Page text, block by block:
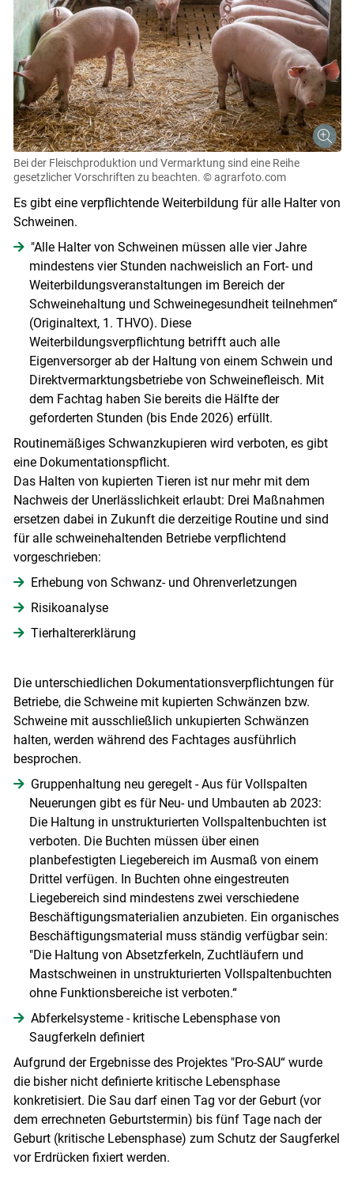
Bei der Fleischproduktion und Vermarktung sind eine Reihe
gesetzlicher Vorschriften zu beachten. © agrarfoto.com
Es gibt eine verpflichtende Weiterbildung für alle Halter von
Schweinen.
"Alle Halter von Schweinen müssen alle vier Jahre
mindestens vier Stunden nachweislich an Fort- und
Weiterbildungsveranstaltungen im Bereich der
Schweinehaltung und Schweinegesundheit teilnehmen“
(Originaltext, 1. THVO). Diese
Weiterbildungsverpflichtung betrifft auch alle
Eigenversorger ab der Haltung von einem Schwein und
Direktvermarktungsbetriebe von Schweinefleisch. Mit
dem Fachtag haben Sie bereits die Hälfte der
geforderten Stunden (bis Ende 2026) erfüllt.
Routinemäßiges Schwanzkupieren wird verboten, es gibt
eine Dokumentationspflicht.
Das Halten von kupierten Tieren ist nur mehr mit dem
Nachweis der Unerlässlichkeit erlaubt: Drei Maßnahmen
ersetzen dabei in Zukunft die derzeitige Routine und sind
für alle schweinehaltenden Betriebe verpflichtend
vorgeschrieben:
Erhebung von Schwanz- und Ohrenverletzungen
Risikoanalyse
Tierhaltererklärung
Die unterschiedlichen Dokumentationsverpflichtungen für
Betriebe, die Schweine mit kupierten Schwänzen bzw.
Schweine mit ausschließlich unkupierten Schwänzen
halten, werden während des Fachtages ausführlich
besprochen.
Gruppenhaltung neu geregelt - Aus für Vollspalten
Neuerungen gibt es für Neu- und Umbauten ab 2023:
Die Haltung in unstrukturierten Vollspaltenbuchten ist
verboten. Die Buchten müssen über einen
planbefestigten Liegebereich im Ausmaß von einem
Drittel verfügen. In Buchten ohne eingestreuten
Liegebereich sind mindestens zwei verschiedene
Beschäftigungsmaterialien anzubieten. Ein organisches
Beschäftigungsmaterial muss ständig verfügbar sein:
"Die Haltung von Absetzferkeln, Zuchtläufern und
Mastschweinen in unstrukturierten Vollspaltenbuchten
ohne Funktionsbereiche ist verboten.“
Abferkelsysteme - kritische Lebensphase von
Saugferkeln definiert
Aufgrund der Ergebnisse des Projektes "Pro-SAU“ wurde
die bisher nicht definierte kritische Lebensphase
konkretisiert. Die Sau darf einen Tag vor der Geburt (vor
dem errechneten Geburtstermin) bis fünf Tage nach der
Geburt (kritische Lebensphase) zum Schutz der Saugferkel
vor Erdrücken fixiert werden.